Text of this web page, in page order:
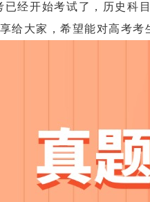
开始考试了，历史科目
给大家，希望能对高考考